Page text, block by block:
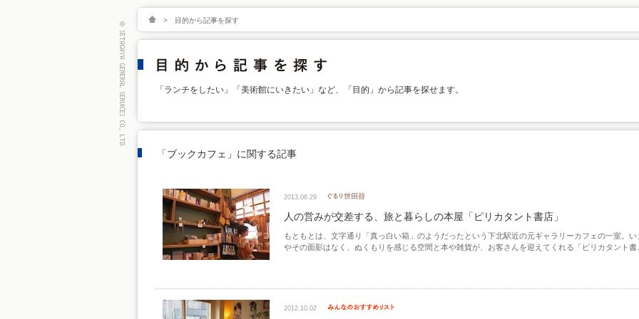
> 目的から記事を探す
「ランチをしたい」「美術館にいきたい」など、「目的」から記事を探せます。
「ブックカフェ」に関する記事
2013.06.29
人の営みが交差する、旅と暮らしの本屋「ピリカタント書店」
もともとは、文字通り「真っ白い箱」のようだったという下北駅近の元ギャラリーカフェの一室。い
やその面影はなく、ぬくもりを感じる空間と本や雑貨が、お客さんを迎えてくれる「ピリカタント書
2012.10.02